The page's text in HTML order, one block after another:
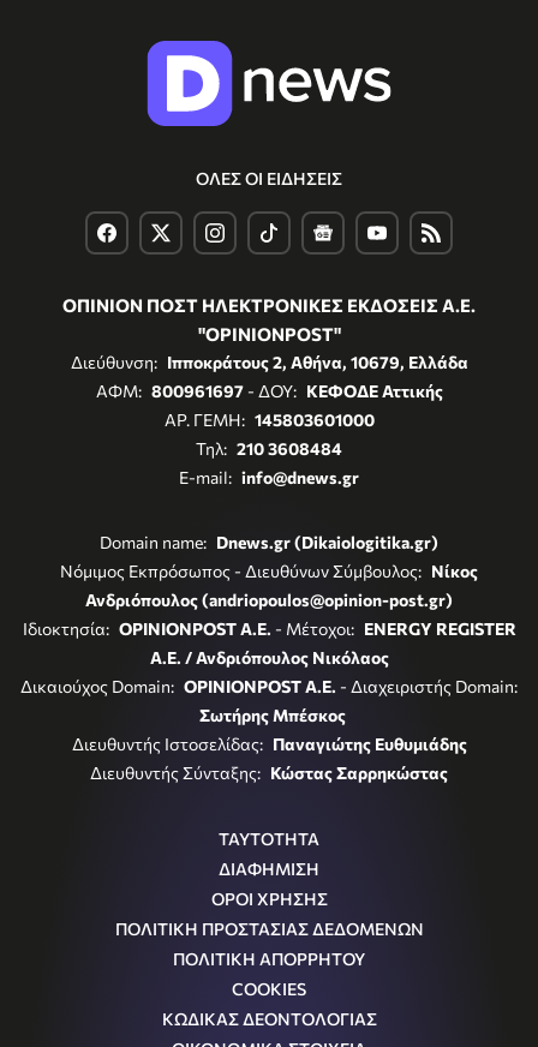
ΟΛΕΣ ΟΙ ΕΙΔΗΣΕΙΣ
ΟΠΙΝΙΟΝ ΠΟΣΤ ΗΛΕΚΤΡΟΝΙΚΕΣ ΕΚΔΟΣΕΙΣ Α.Ε.
"OPINIONPOST"
Διεύθυνση: Ιπποκράτους 2, Αθήνα, 10679, Ελλάδα
ΑΦΜ: 800961697- ΔΟΥ: ΚΕΦΟΔΕ Αττικής
ΑΡ. ΓΕΜΗ: 145803601000
Τηλ: 210 3608484
E-mail: info@dnews.gr
Domain name: Dnews.gr (Dikaiologitika.gr)
Νόμιμος Εκπρόσωπος - Διευθύνων Σύμβουλος: Νίκος
Ανδριόπουλος (andriopoulos@opinion-post.gr)
Ιδιοκτησία: OPINIONPOST A.E. - Μέτοχοι: ENERGY REGISTER
Α.Ε. / Ανδριόπουλος Νικόλαος
Δικαιούχος Domain: OPINIONPOST A.E. - Διαχειριστής Domain:
Σωτήρης Μπέσκος
Διευθυντής Ιστοσελίδας: Παναγιώτης Ευθυμιάδης
Διευθυντής Σύνταξης: Κώστας Σαρρηκώστας
ΤΑΥΤΟΤΗΤΑ
ΔΙΑΦΗΜΙΣΗ
ΟΡΟΙ ΧΡΗΣΗΣ
ΠΟΛΙΤΙΚΗ ΠΡΟΣΤΑΣΙΑΣ ΔΕΔΟΜΕΝΩΝ
ΠΟΛΙΤΙΚΗ ΑΠΟΡΡΗΤΟΥ
COOKIES
ΚΩΔΙΚΑΣ ΔΕΟΝΤΟΛΟΓΙΑΣ